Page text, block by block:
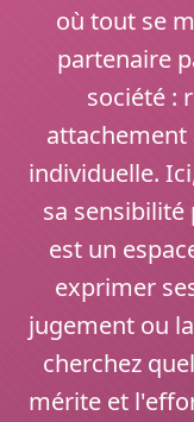
où tout se
partenaire
société :
attachement
individuelle.
sa
est un
exprimer
jugement ou
cherchez
mérite et